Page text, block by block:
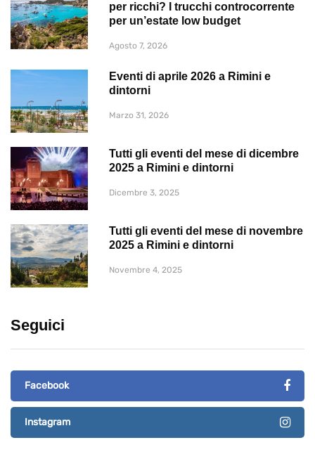
per ricchi? I trucchi controcorrente
per un’estate low budget
Agosto 7, 2026
Eventi di aprile 2026 a Rimini e
dintorni
Marzo 31, 2026
Tutti gli eventi del mese di dicembre
2025 a Rimini e dintorni
Dicembre 3, 2025
Tutti gli eventi del mese di novembre
2025 a Rimini e dintorni
Novembre 4, 2025
Seguici
Facebook
Instagram